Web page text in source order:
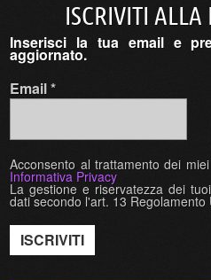
ISCRIVITI ALLA
Inserisci la tua email e
aggiornato.
Email*
Acconsento al trattamento dei
Informativa Privacy
La gestione e riservatezza dei
dati secondo l'art. 13 Regolamento